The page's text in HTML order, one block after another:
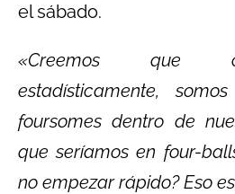
el sábado.
«Creemos que
estadísticamente,
foursomes dentro de
que seríamos en four-
no empezar rápido? Eso